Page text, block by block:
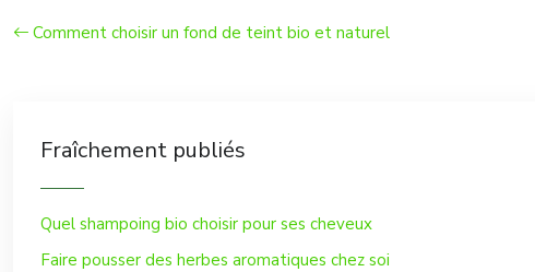
Comment choisir un fond de teint bio et naturel
Fraîchement publiés
Quel shampoing bio choisir pour ses cheveux
Faire pousser des herbes aromatiques chez soi